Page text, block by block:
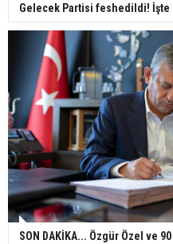
Gelecek Partisi feshedildi! İşte
SON DAKİKA... Özgür Özel ve